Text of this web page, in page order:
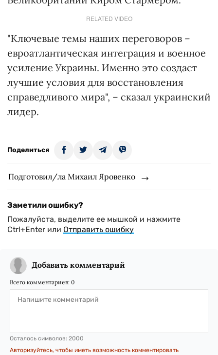
RELATED VIDEO
"Ключевые темы наших переговоров –
евроатлантическая интеграция и военное
усиление Украины. Именно это создаст
лучшие условия для восстановления
справедливого мира", – сказал украинский
лидер.
Поделиться
Подготовил/ла Михаил Яровенко
Заметили ошибку?
Пожалуйста, выделите ее мышкой и нажмите
Ctrl+Enter или Отправить ошибку
Добавить комментарий
Всего комментариев: 0
Осталось символов: 2000
Авторизуйтесь, чтобы иметь возможность комментировать